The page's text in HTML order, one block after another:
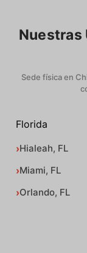
Nuestras
Sede física en
Florida
Hialeah, FL
Miami, FL
Orlando, FL